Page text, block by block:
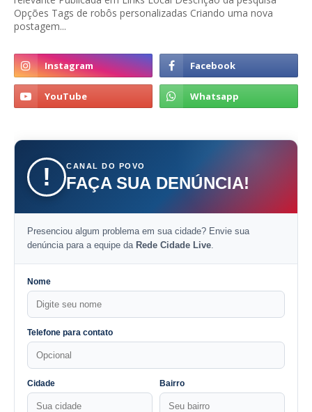
Opções Tags de robôs personalizadas Criando uma nova
postagem...
! CANAL DO POVO
FAÇA SUA DENÚNCIA!
Presenciou algum problema em sua cidade? Envie sua
denúncia para a equipe da Rede Cidade Live.
Nome
Telefone para contato
Cidade Bairro